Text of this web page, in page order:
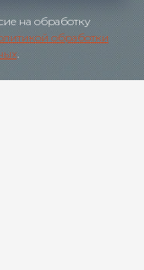
на обработку
обработки
.